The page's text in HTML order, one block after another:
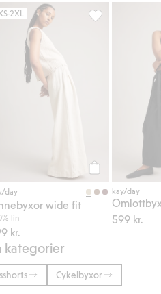
barrel fit, Lägg till i favoriter
2XL
Köp
day
wide fit
lin
kr.
Linnebyxor
kay/day
599 kr.
kategorier
Cykelbyxor